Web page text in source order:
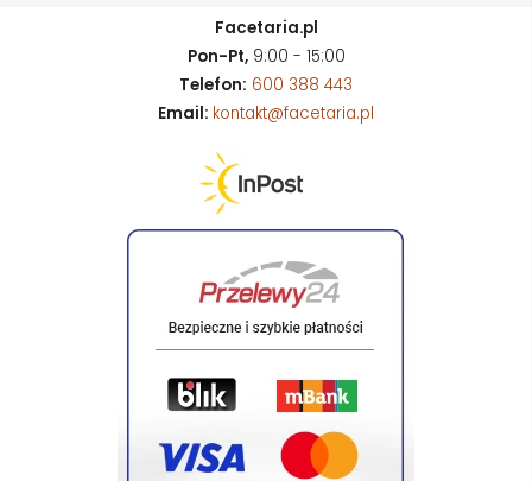
Facetaria.pl
Pon-Pt,9:00 - 15:00
Telefon: 600 388 443
Email: kontakt@facetaria.pl